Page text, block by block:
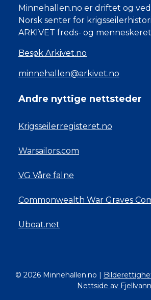
Minnehallen.no er driftet og
Norsk senter for
ARKIVET freds- og
Besøk Arkivet.no
minnehallen@arkivet.no
Andre nyttige nettsteder
Krigsseilerregisteret.no
Warsailors.com
VG Våre falne
Commonwealth War Graves
Uboat.net
© 2026 Minnehallen.no |
Nettside av Fjellvann